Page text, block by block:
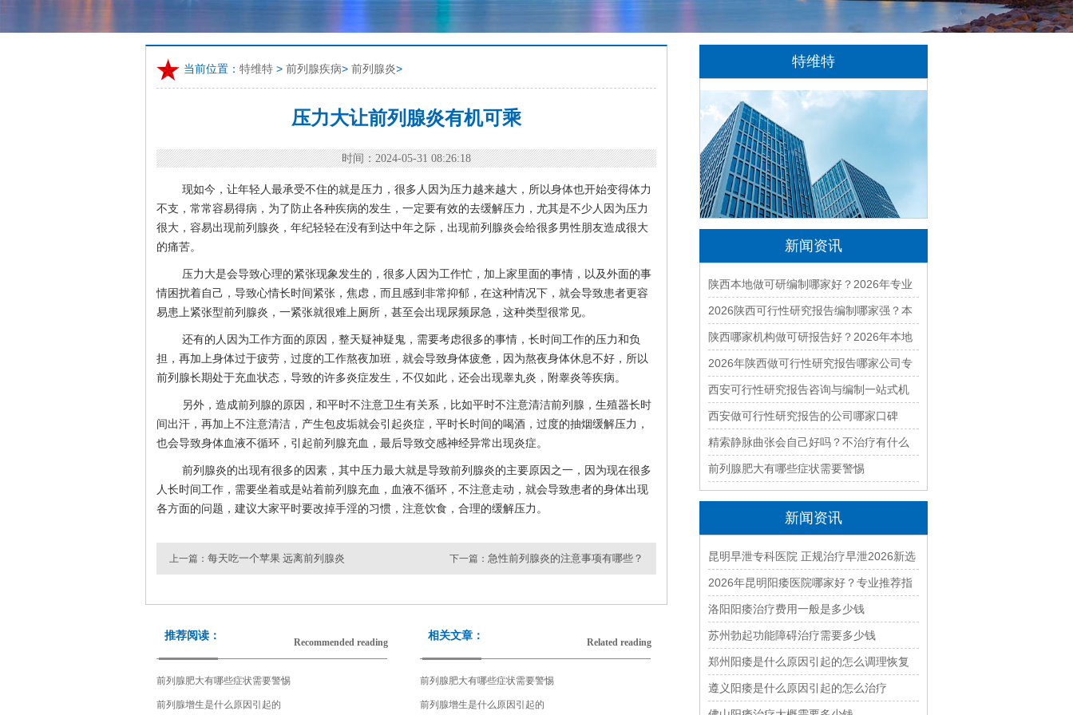
当前位置： 特维特 > 前列腺疾病> 前列腺炎>
压力大让前列腺炎有机可乘
时间：2024-05-31 08:26:18
现如今，让年轻人最承受不住的就是压力，很多人因为压力越来越大，所以身体也开始变得体力
不支，常常容易得病，为了防止各种疾病的发生，一定要有效的去缓解压力，尤其是不少人因为压力
很大，容易出现前列腺炎，年纪轻轻在没有到达中年之际，出现前列腺炎会给很多男性朋友造成很大
的痛苦。
压力大是会导致心理的紧张现象发生的，很多人因为工作忙，加上家里面的事情，以及外面的事
情困扰着自己，导致心情长时间紧张，焦虑，而且感到非常抑郁，在这种情况下，就会导致患者更容
易患上紧张型前列腺炎，一紧张就很难上厕所，甚至会出现尿频尿急，这种类型很常见。
还有的人因为工作方面的原因，整天疑神疑鬼，需要考虑很多的事情，长时间工作的压力和负
担，再加上身体过于疲劳，过度的工作熬夜加班，就会导致身体疲惫，因为熬夜身体休息不好，所以
前列腺长期处于充血状态，导致的许多炎症发生，不仅如此，还会出现睾丸炎，附睾炎等疾病。
另外，造成前列腺的原因，和平时不注意卫生有关系，比如平时不注意清洁前列腺，生殖器长时
间出汗，再加上不注意清洁，产生包皮垢就会引起炎症，平时长时间的喝酒，过度的抽烟缓解压力，
也会导致身体血液不循环，引起前列腺充血，最后导致交感神经异常出现炎症。
前列腺炎的出现有很多的因素，其中压力最大就是导致前列腺炎的主要原因之一，因为现在很多
人长时间工作，需要坐着或是站着前列腺充血，血液不循环，不注意走动，就会导致患者的身体出现
各方面的问题，建议大家平时要改掉手淫的习惯，注意饮食，合理的缓解压力。
上一篇： 每天吃一个苹果 远离前列腺炎 下一篇： 急性前列腺炎的注意事项有哪些？
推荐阅读：
Recommended reading
前列腺肥大有哪些症状需要警惕
前列腺增生是什么原因引起的
相关文章：
Related reading
前列腺肥大有哪些症状需要警惕
前列腺增生是什么原因引起的
特维特
特维特科技（TecWit Technology）是一
家专注于数字化技术创新与应用的科技企业。
公司致力于为客户提供涵盖人工智能、软件开
发、网站建设、云计算、大数据及数字营销等
领域的综合解决方案...[详情]
新闻资讯
陕西本地做可研编制哪家好？2026年专业
可行性研究机构精选
2026陕西可行性研究报告编制哪家强？本
地口碑好的公司推荐
陕西哪家机构做可研报告好？2026年本地
优质编制单位盘点
2026年陕西做可行性研究报告哪家公司专
业靠谱值得推荐
西安可行性研究报告咨询与编制一站式机
构如何选？2026年全流程服务解析
西安做可行性研究报告的公司哪家口碑
好？2026年本地资深编制团队推荐
精索静脉曲张会自己好吗？不治疗有什么
后果
前列腺肥大有哪些症状需要警惕
新闻资讯
昆明早泄专科医院 正规治疗早泄2026新选
择
2026年昆明阳痿医院哪家好？专业推荐指
南
洛阳阳痿治疗费用一般是多少钱
苏州勃起功能障碍治疗需要多少钱
郑州阳痿是什么原因引起的怎么调理恢复
遵义阳痿是什么原因引起的怎么治疗